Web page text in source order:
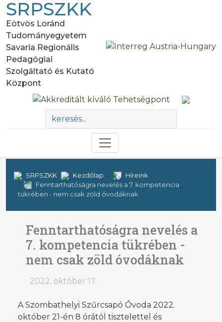
SRPSZKK
Eötvös Loránd
Tudományegyetem
Savaria Regionális
Pedagógiai
Szolgáltató és Kutató
Központ
SRPSZKK Kezdőlap
Híreink
Fenntarthatóságra nevelés a 7. kompetencia
tükrében - nem csak zöld óvodáknak
Fenntarthatóságra nevelés a
7. kompetencia tükrében -
nem csak zöld óvodáknak
2022. október 17.
A Szombathelyi Szűrcsapó Óvoda 2022.
október 21-én 8 órától tisztelettel és